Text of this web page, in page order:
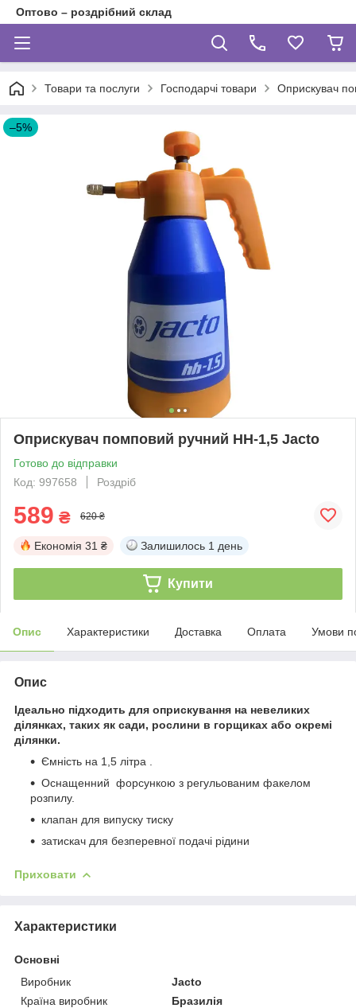
Оптово – роздрібний склад
Товари та послуги Господарчі товари Оприскувач
–5%
Оприскувач помповий ручний НН-1,5 Jacto
Готово до відправки
Код: 997658
Роздріб
589 ₴ 620 ₴
Економія 31 ₴ Залишилось 1 день
Купити
Опис Характеристики Доставка Оплата Умови
Опис
Ідеально підходить для оприскування на невеликих
ділянках, таких як сади, рослини в горщиках або окремі
ділянки.
Ємність на 1,5 літра .
Оснащенний форсункою з регульованим факелом
розпилу.
клапан для випуску тиску
затискач для безперевної подачі рідини
Приховати
Характеристики
Основні
Виробник
Jacto
Країна виробник
Бразилія